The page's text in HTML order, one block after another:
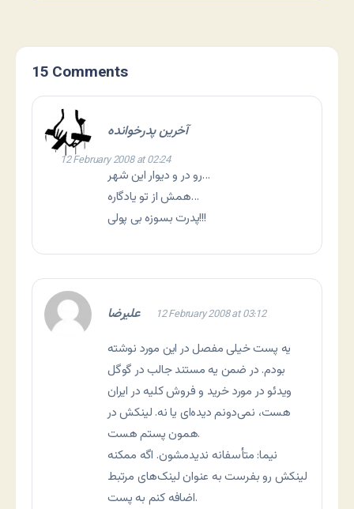
15 Comments
آخرین پدرخوانده
12 February 2008 at 02:24
رو در و دیوار این شهر…
همش از تو یادگاره…
پدرت بسوزه بی پولی!!!
علیرضا 12 February 2008 at 03:12
یه پست خیلی مفصل در این مورد نوشته
بودم. در ضمن یه مستند جالب در گوگل
ویدئو در مورد خرید و فروش کلیه در ایران
هست، نمی‌دونم دیده‌ای یا نه. لینکش در
همون پستم هست.
نیما: متأسفانه نديدمشون. اگه ممکنه
لينکش رو بفرست به عنوان لینک‌های مرتبط
اضافه کنم به پست.